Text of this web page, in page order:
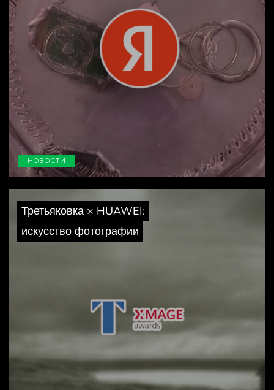
НОВОСТИ
Третьяковка × HUAWEI:
искусство фотографии